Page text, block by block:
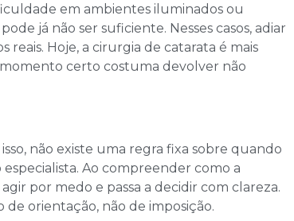
em ambientes iluminados ou
já não ser suficiente. Nesses casos, adiar
Hoje, a cirurgia de catarata é mais
certo costuma devolver não
não existe uma regra fixa sobre quando
Ao compreender como a
por medo e passa a decidir com clareza.
orientação, não de imposição.